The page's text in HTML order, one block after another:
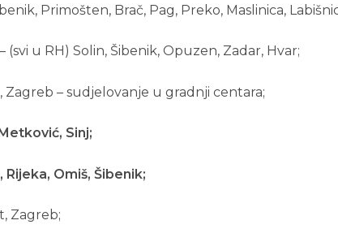
Primošten, Brač, Pag, Preko, Maslinica,
– (svi u RH) Solin, Šibenik, Opuzen, Zadar, Hvar;
Zagreb – sudjelovanje u gradnji centara;
Sinj;
Rijeka, Omiš, Šibenik;
Zagreb;